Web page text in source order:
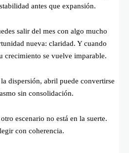
antes que expansión.
salir del mes con algo mucho
nueva: claridad. Y cuando
crecimiento se vuelve imparable.
dispersión, abril puede convertirse
sin consolidación.
escenario no está en la suerte.
con coherencia.